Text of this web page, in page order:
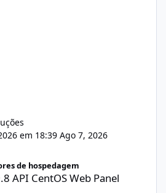
em 18:39 Ago 7, 2026
Panel
de hospedagem
API CentOS Web Panel